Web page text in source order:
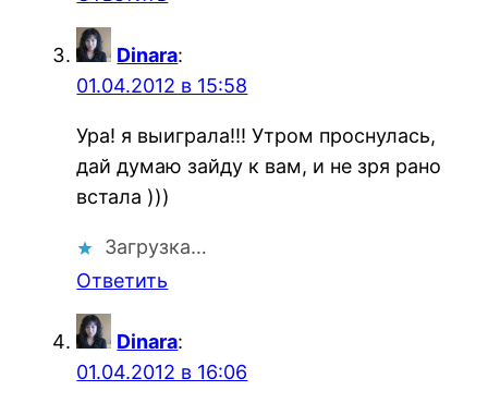
Dinara:
01.04.2012 в 15:58
Ура! я выиграла!!! Утром проснулась,
дай думаю зайду к вам, и не зря рано
встала )))
Загрузка…
Ответить
Dinara:
01.04.2012 в 16:06